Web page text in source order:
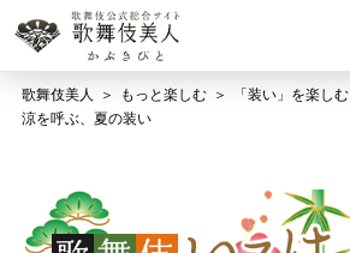
歌舞伎美人 もっと楽しむ 「装い」を楽しむ
涼を呼ぶ、夏の装い